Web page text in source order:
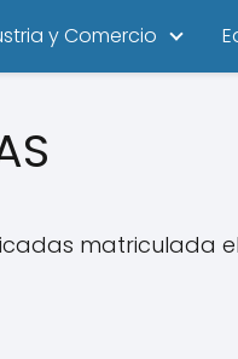
y Comercio
matriculada